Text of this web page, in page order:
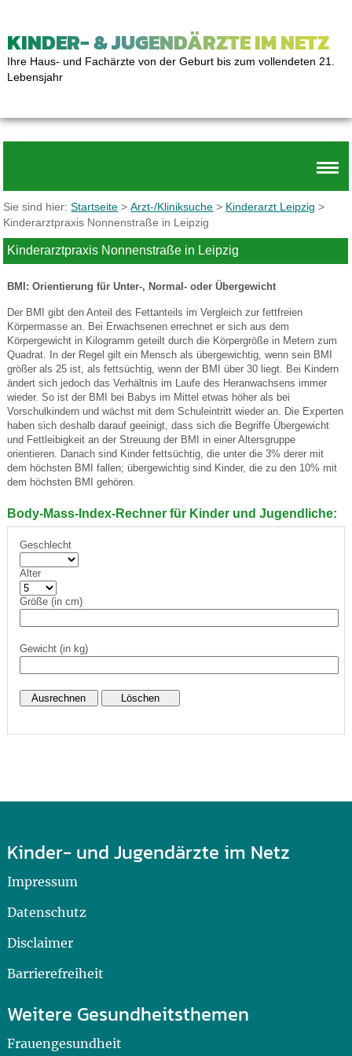
KINDER- & JUGENDÄRZTE IM NETZ
Ihre Haus- und Fachärzte von der Geburt bis zum vollendeten 21.
Lebensjahr
Sie sind hier:Startseite >Arzt-/Kliniksuche > Kinderarzt Leipzig >
Kinderarztpraxis Nonnenstraße in Leipzig
Kinderarztpraxis Nonnenstraße in Leipzig
BMI: Orientierung für Unter-, Normal- oder Übergewicht
Der BMI gibt den Anteil des Fettanteils im Vergleich zur fettfreien
Körpermasse an. Bei Erwachsenen errechnet er sich aus dem
Körpergewicht in Kilogramm geteilt durch die Körpergröße in Metern zum
Quadrat. In der Regel gilt ein Mensch als übergewichtig, wenn sein BMI
größer als 25 ist, als fettsüchtig, wenn der BMI über 30 liegt. Bei Kindern
ändert sich jedoch das Verhältnis im Laufe des Heranwachsens immer
wieder. So ist der BMI bei Babys im Mittel etwas höher als bei
Vorschulkindern und wächst mit dem Schuleintritt wieder an. Die Experten
haben sich deshalb darauf geeinigt, dass sich die Begriffe Übergewicht
und Fettleibigkeit an der Streuung der BMI in einer Altersgruppe
orientieren. Danach sind Kinder fettsüchtig, die unter die 3% derer mit
dem höchsten BMI fallen; übergewichtig sind Kinder, die zu den 10% mit
dem höchsten BMI gehören.
Body-Mass-Index-Rechner für Kinder und Jugendliche:
Geschlecht
Alter
Größe (in cm)
Gewicht (in kg)
Kinder- und Jugendärzte im Netz
Impressum
Datenschutz
Disclaimer
Barrierefreiheit
Weitere Gesundheitsthemen
Frauengesundheit